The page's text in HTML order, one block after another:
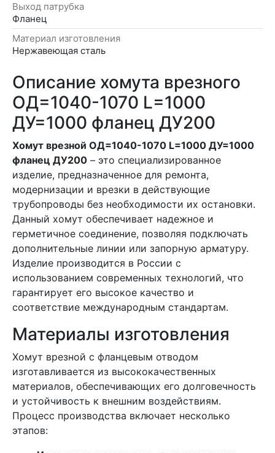
Выход патрубка
Фланец
Материал изготовления
Нержавеющая сталь
Описание хомута врезного
ОД=1040-1070 L=1000
ДУ=1000 фланец ДУ200
хомут врезной ОД=1040-1070 L=1000 ДУ=1000
фланец ДУ200 – это специализированное
изделие, предназначенное для ремонта,
модернизации и врезки в действующие
трубопроводы без необходимости их остановки.
Данный хомут обеспечивает надежное и
герметичное соединение, позволяя подключать
дополнительные линии или запорную арматуру.
Изделие производится в России с
использованием современных технологий, что
гарантирует его высокое качество и
соответствие международным стандартам.
Материалы изготовления
Хомут врезной с фланцевым отводом
изготавливается из высококачественных
материалов, обеспечивающих его долговечность
и устойчивость к внешним воздействиям.
Процесс производства включает несколько
этапов: